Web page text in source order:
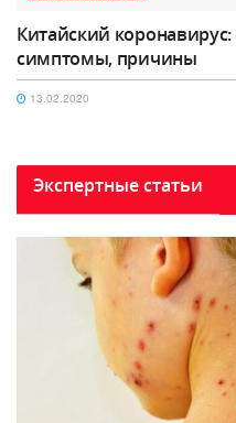
Китайский
симптомы, причины
13.02.2020
Экспертные статьи